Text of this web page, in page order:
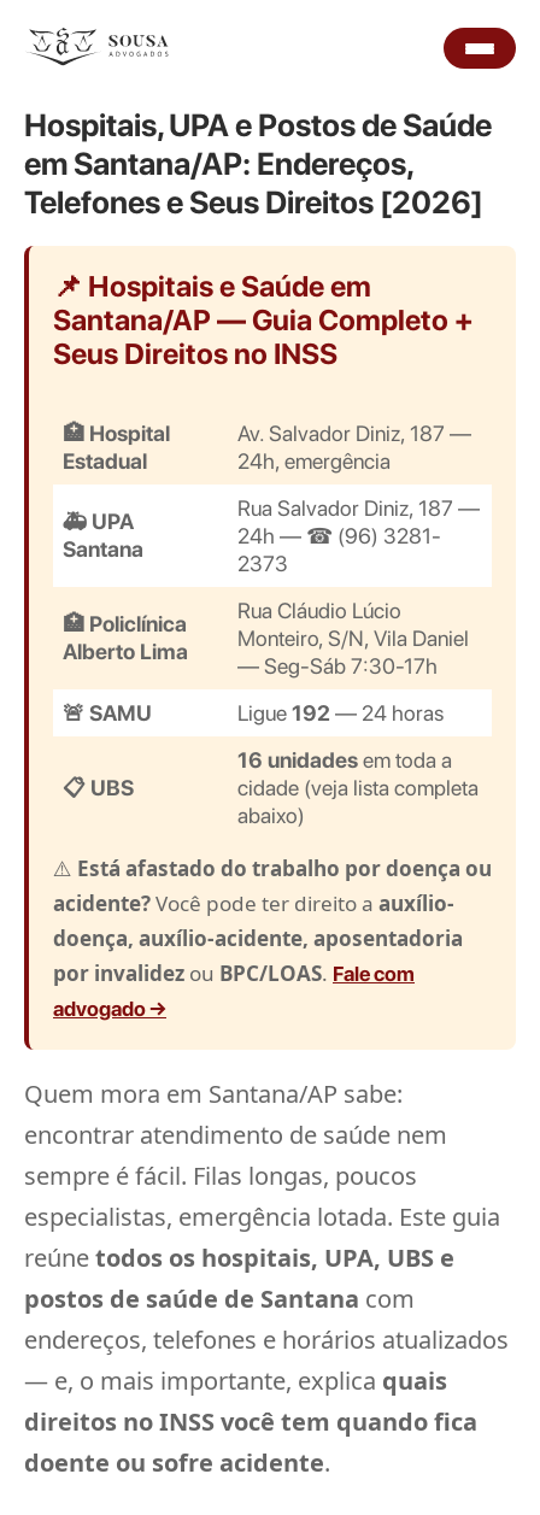
Hospitais, UPA e Postos de Saúde
em Santana/AP: Endereços,
Telefones e Seus Direitos [2026]
📌 Hospitais e Saúde em
Santana/AP — Guia Completo +
Seus Direitos no INSS
🏥 Hospital
Estadual
Av. Salvador Diniz, 187 —
24h, emergência
🚑 UPA
Santana
Rua Salvador Diniz, 187 —
24h — ☎ (96) 3281-
2373
🏥 Policlínica
Alberto Lima
Rua Cláudio Lúcio
Monteiro, S/N, Vila Daniel
— Seg-Sáb 7:30-17h
🚨 SAMU
Ligue192 — 24 horas
📋 UBS
16 unidadesem toda a
cidade (veja lista completa
abaixo)
⚠️ Está afastado do trabalho por doença ou
acidente?Você pode ter direito a auxílio-
doença, auxílio-acidente, aposentadoria
por invalidez ou BPC/LOAS. Fale com
advogado →
Quem mora em Santana/AP sabe:
encontrar atendimento de saúde nem
sempre é fácil. Filas longas, poucos
especialistas, emergência lotada. Este guia
reúnetodos os hospitais, UPA, UBS e
postos de saúde de Santana com
endereços, telefones e horários atualizados
— e, o mais importante, explica quais
direitos no INSS você tem quando fica
doente ou sofre acidente.